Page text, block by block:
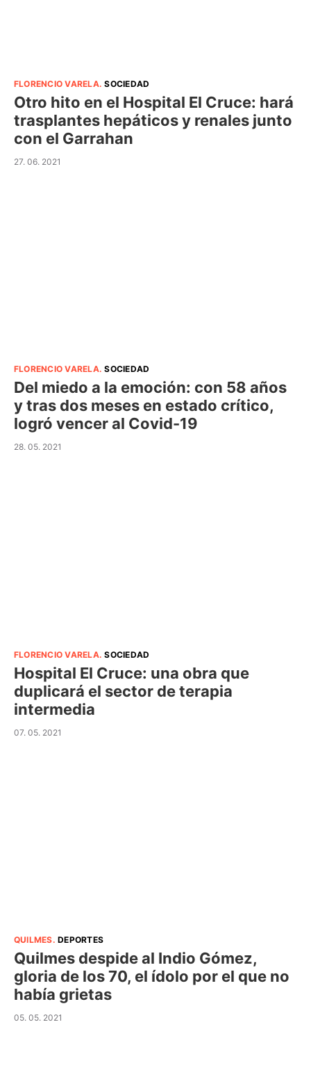
FLORENCIO VARELA.SOCIEDAD
Otro hito en el Hospital El Cruce: hará
trasplantes hepáticos y renales junto
con el Garrahan
27. 06. 2021
FLORENCIO VARELA.SOCIEDAD
Del miedo a la emoción: con 58 años
y tras dos meses en estado crítico,
logró vencer al Covid-19
28. 05. 2021
FLORENCIO VARELA.SOCIEDAD
Hospital El Cruce: una obra que
duplicará el sector de terapia
intermedia
07. 05. 2021
QUILMES.DEPORTES
Quilmes despide al Indio Gómez,
gloria de los 70, el ídolo por el que no
había grietas
05. 05. 2021